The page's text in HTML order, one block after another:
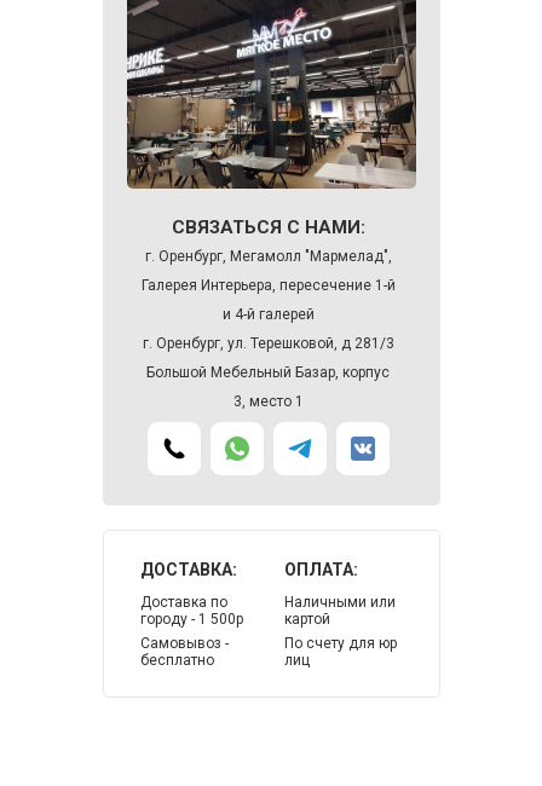
СВЯЗАТЬСЯ С НАМИ:
г. Оренбург, Мегамолл "Мармелад",
Галерея Интерьера, пересечение 1-й
и 4-й галерей
г. Оренбург, ул. Терешковой, д 281/3
Большой Мебельный Базар, корпус
3, место 1
ДОСТАВКА:
Доставка по
городу - 1 500р
Самовывоз -
бесплатно
ОПЛАТА:
Наличными или
картой
По счету для юр
лиц